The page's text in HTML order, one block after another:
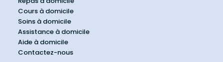
Cours à domicile
Soins à domicile
Assistance à domicile
Aide à domicile
Contactez-nous